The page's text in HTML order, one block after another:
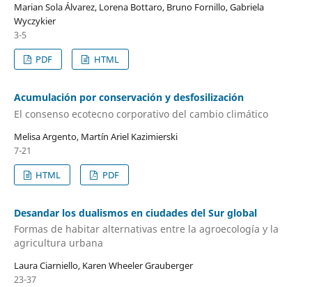
Marian Sola Álvarez, Lorena Bottaro, Bruno Fornillo, Gabriela
Wyczykier
3-5
PDF
HTML
Acumulación por conservación y desfosilización
El consenso ecotecno corporativo del cambio climático
Melisa Argento, Martín Ariel Kazimierski
7-21
HTML
PDF
Desandar los dualismos en ciudades del Sur global
Formas de habitar alternativas entre la agroecología y la
agricultura urbana
Laura Ciarniello, Karen Wheeler Grauberger
23-37